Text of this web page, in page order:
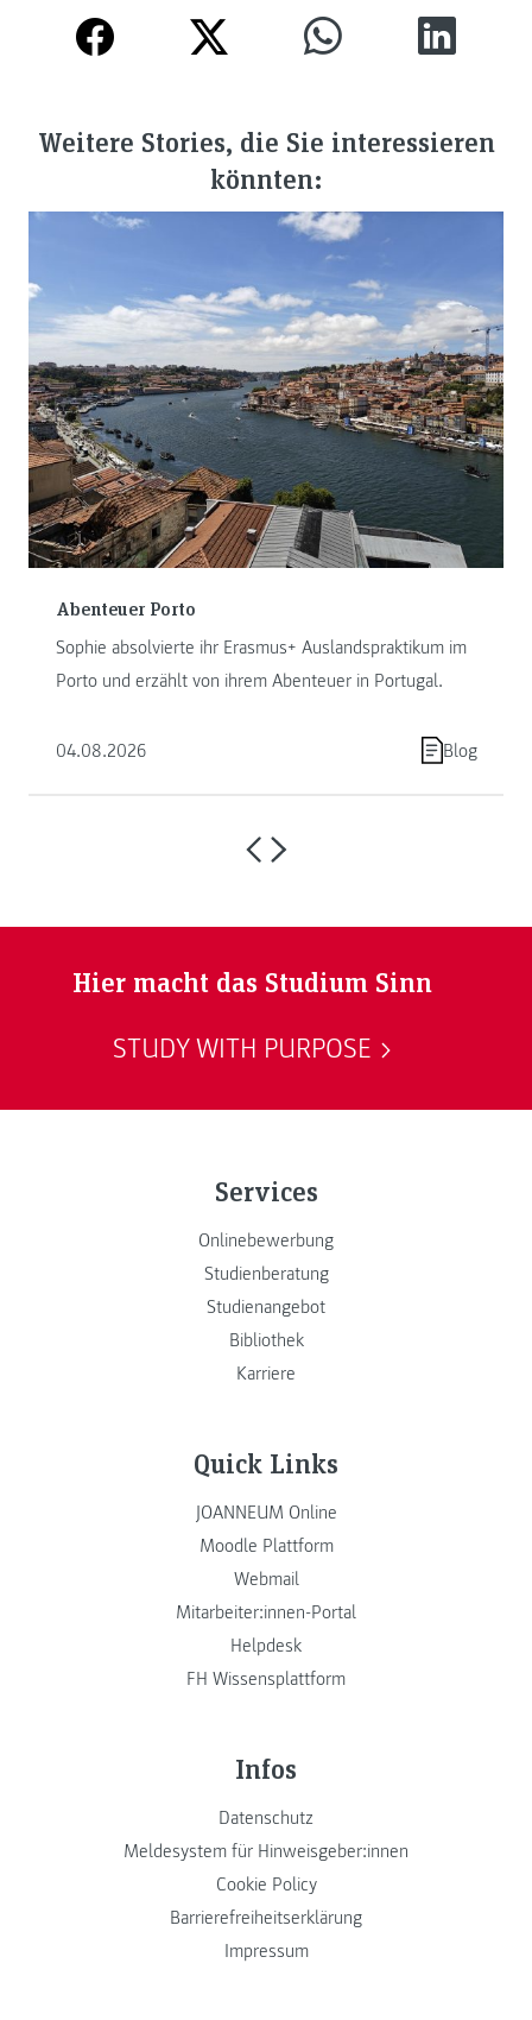
Weitere Stories, die Sie interessieren
könnten:
Abenteuer Porto
Sophie absolvierte ihr Erasmus+ Auslandspraktikum im
Porto und erzählt von ihrem Abenteuer in Portugal.
04.08.2026 Blog
Hier macht das Studium Sinn
STUDY WITH PURPOSE
Services
Onlinebewerbung
Studienberatung
Studienangebot
Bibliothek
Karriere
Quick Links
JOANNEUM Online
Moodle Plattform
Webmail
Mitarbeiter:innen-Portal
Helpdesk
FH Wissensplattform
Infos
Datenschutz
Meldesystem für Hinweisgeber:innen
Cookie Policy
Barrierefreiheitserklärung
Impressum